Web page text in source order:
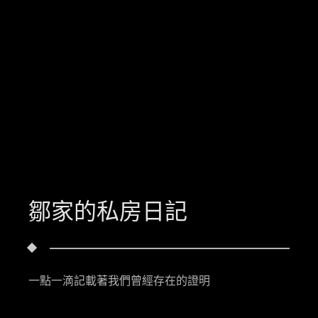
鄒家的私房日記
一點一滴記載著我們曾經存在的證明